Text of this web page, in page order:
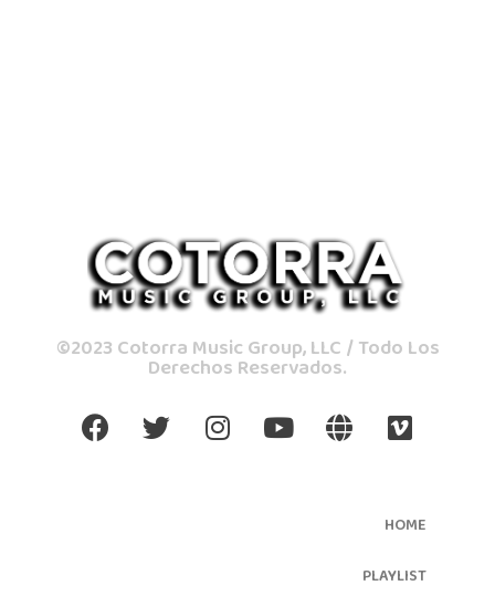
©2023 Cotorra Music Group, LLC / Todo Los
Derechos Reservados.
HOME
PLAYLIST